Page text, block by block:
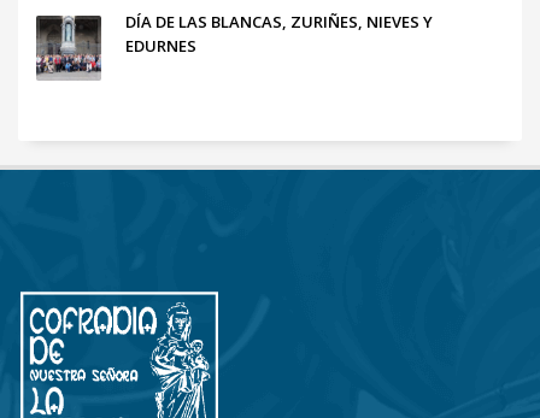
DÍA DE LAS BLANCAS, ZURIÑES, NIEVES Y
EDURNES